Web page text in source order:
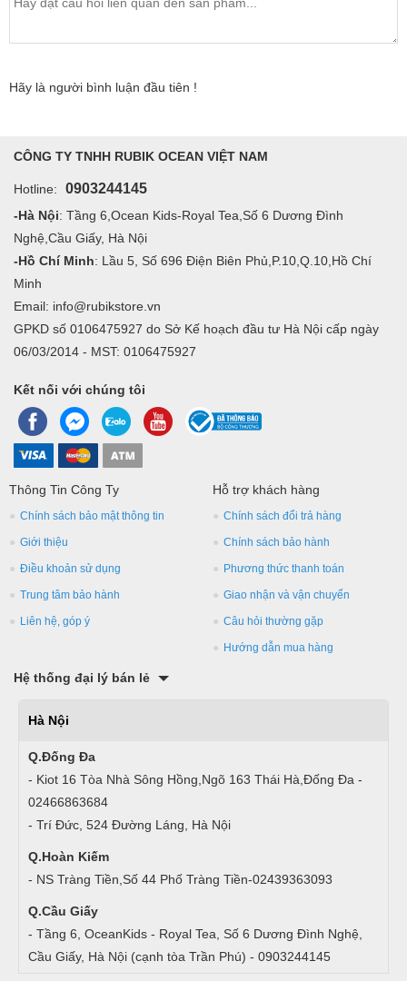
Hãy là người bình luận đầu tiên !
CÔNG TY TNHH RUBIK OCEAN VIỆT NAM
Hotline: 0903244145
-Hà Nội: Tầng 6,Ocean Kids-Royal Tea,Số 6 Dương Đình
Nghệ,Cầu Giấy, Hà Nội
-Hồ Chí Minh: Lầu 5, Số 696 Điện Biên Phủ,P.10,Q.10,Hồ Chí
Minh
Email: info@rubikstore.vn
GPKD số 0106475927 do Sở Kế hoạch đầu tư Hà Nội cấp ngày
06/03/2014 - MST: 0106475927
Kết nối với chúng tôi
Thông Tin Công Ty
Chính sách bảo mật thông tin
Giới thiệu
Điều khoản sử dụng
Trung tâm bảo hành
Liên hệ, góp ý
Hỗ trợ khách hàng
Chính sách đổi trả hàng
Chính sách bảo hành
Phương thức thanh toán
Giao nhận và vận chuyển
Câu hỏi thường gặp
Hướng dẫn mua hàng
Hệ thống đại lý bán lẻ
Hà Nội
Q.Đống Đa
- Kiot 16 Tòa Nhà Sông Hồng,Ngõ 163 Thái Hà,Đống Đa -
02466863684
- Trí Đức, 524 Đường Láng, Hà Nội
Q.Hoàn Kiếm
- NS Tràng Tiền,Số 44 Phố Tràng Tiền-02439363093
Q.Cầu Giấy
- Tầng 6, OceanKids - Royal Tea, Số 6 Dương Đình Nghệ,
Cầu Giấy, Hà Nội (cạnh tòa Trần Phú) - 0903244145